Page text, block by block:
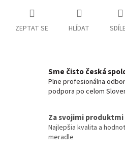
ZEPTAT SE HLÍDAT
Sme čisto česká
Plne profesionálna
podpora po celom
Za svojimi
Najlepšia kvalita a
meradle